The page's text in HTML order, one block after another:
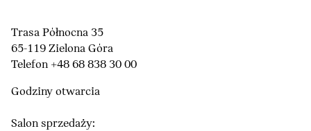
Trasa Północna 35
65-119 Zielona Góra
Telefon +48 68 838 30 00
Godziny otwarcia
Salon sprzedaży: